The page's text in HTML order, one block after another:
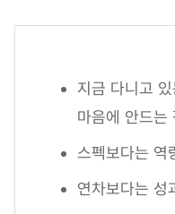
지금 다니고
마음에 안드는
스펙보다는 역
연차보다는 성